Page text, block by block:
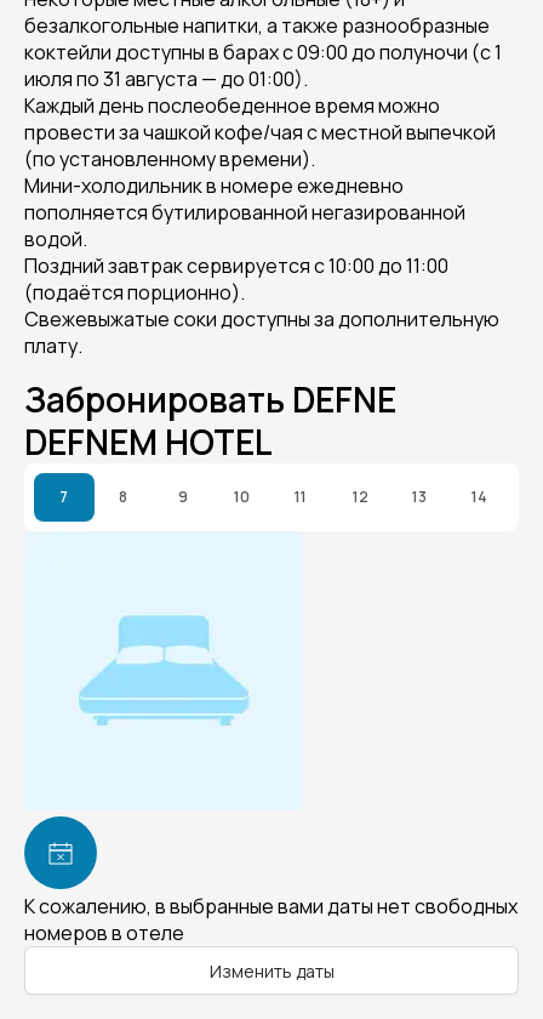
безалкогольные напитки, а также разнообразные
коктейли доступны в барах с 09:00 до полуночи (с 1
июля по 31 августа — до 01:00).
Каждый день послеобеденное время можно
провести за чашкой кофе/чая с местной выпечкой
(по установленному времени).
Мини-холодильник в номере ежедневно
пополняется бутилированной негазированной
водой.
Поздний завтрак сервируется с 10:00 до 11:00
(подаётся порционно).
Свежевыжатые соки доступны за дополнительную
плату.
Забронировать DEFNE
DEFNEM HOTEL
7 8 9 10 11 12 13 14
К сожалению, в выбранные вами даты нет свободных
номеров в отеле
Изменить даты